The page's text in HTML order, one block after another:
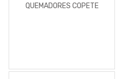
QUEMADORES COPETE